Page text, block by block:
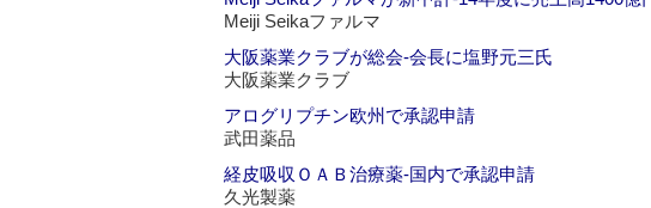
Meiji Seikaファルマ
大阪薬業クラブが総会‐会長に塩野元三氏
大阪薬業クラブ
アログリプチン欧州で承認申請
武田薬品
経皮吸収ＯＡＢ治療薬‐国内で承認申請
久光製薬